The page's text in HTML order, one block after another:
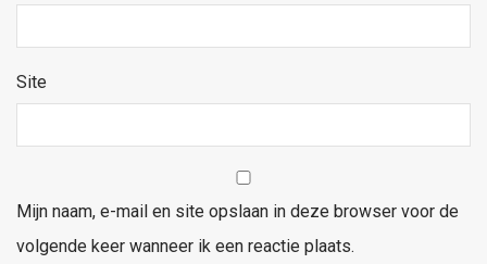
Site
Mijn naam, e-mail en site opslaan in deze browser voor de
volgende keer wanneer ik een reactie plaats.